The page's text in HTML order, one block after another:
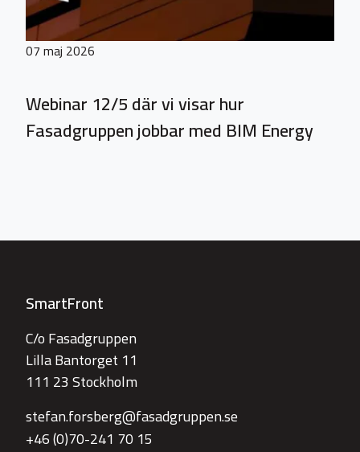
07 maj 2026
Webinar 12/5 där vi visar hur
Fasadgruppen jobbar med BIM Energy
SmartFront
C/o Fasadgruppen
Lilla Bantorget 11
111 23 Stockholm
stefan.forsberg@fasadgruppen.se
+46 (0)70-241 70 15